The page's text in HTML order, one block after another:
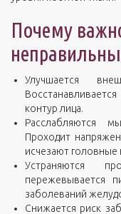
Почему
Улучшается
контур лица.
Расслабляются
Проходит
исчезают
Устраняются
пережевывается
заболеваний
Снижается риск